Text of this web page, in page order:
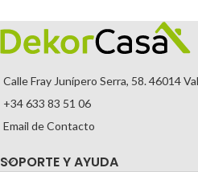
Calle Fray Junípero Serra, 58. 46014
+34 633 83 51 06
Email de Contacto
SOPORTE Y AYUDA